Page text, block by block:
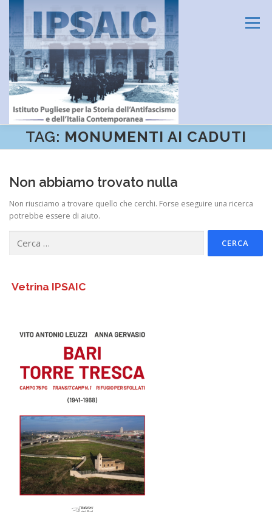
Passa
Menu
HOME L’ISTITUTO DIDATTICA E FORMAZIONE
AMMINISTRAZIONE TRASPARENTE
TAG: MONUMENTI AI CADUTI
Non abbiamo trovato nulla
Non riusciamo a trovare quello che cerchi. Forse eseguire una ricerca
potrebbe essere di aiuto.
per:
Vetrina IPSAIC